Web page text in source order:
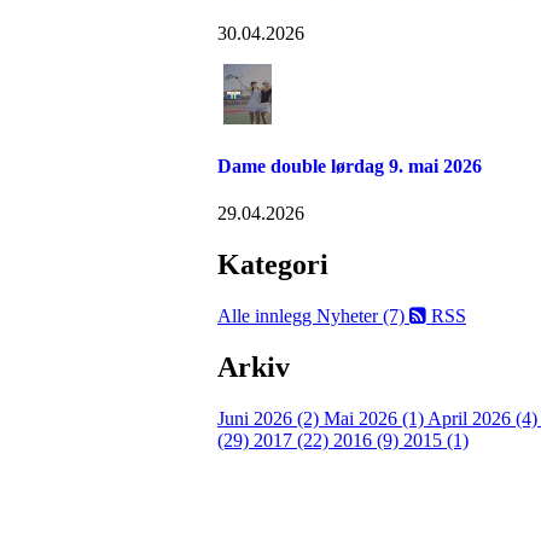
30.04.2026
Dame double lørdag 9. mai 2026
29.04.2026
Kategori
Alle innlegg Nyheter (7) RSS
Arkiv
Juni 2026 (2) Mai 2026 (1) April 2026 (4)
(29) 2017 (22) 2016 (9) 2015 (1)